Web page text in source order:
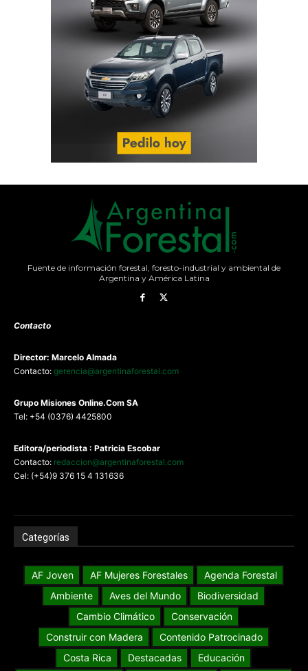
Fuente de información forestal, foresto-industrial y ambiental de
Argentina y América Latina
Contacto
Director: Marcelo Almada
Contacto: gerencia@argentinaforestal.com
Grupo Misiones Online.Com SA
Tel: +54 (0376) 4425800
Editora/periodista : Patricia Escobar
Contacto: redaccion@argentinaforestal.com
Cel: (+54)9 376 15 4 131636
Categorías
AF Joven AF Mujeres Forestales
Agenda Forestal
Ambiente
Aves del Mundo
Biodiversidad
Cambio Climático
Conservación
Construir con Madera
Contenido Patrocinado
Costa Rica
Destacadas
Educación